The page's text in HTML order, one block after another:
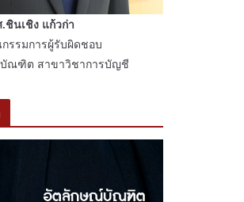
.ชินเชิง แก้วก่า
รรมการผู้รับผิดชอบ
ณฑิต สาขาวิชาการบัญชี